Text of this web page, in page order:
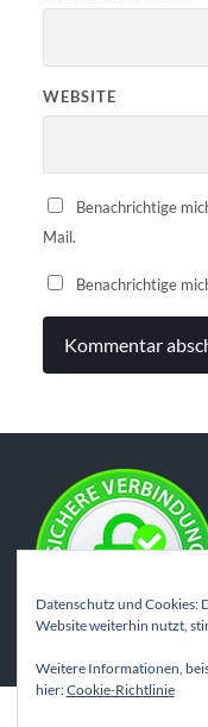
WEBSITE
Benachrichtige
Mail.
Benachrichtige
Datenschutz und Cookies:
Website weiterhin nutzt,
Weitere Informationen,
hier:Cookie-Richtlinie